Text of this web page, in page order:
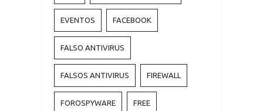
EVENTOS FACEBOOK
FALSO ANTIVIRUS
FALSOS ANTIVIRUS FIREWALL
FOROSPYWARE FREE